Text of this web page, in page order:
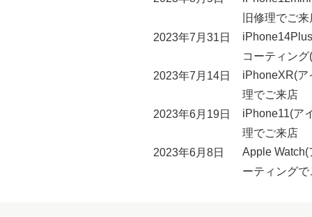
旧修理でご来
2023年7月31日
コーティン
2023年7月14日
iPhoneXR(ア
理でご来店
2023年6月19日
iPhone11(ア
理でご来店
2023年6月8日
Apple
ーティングで